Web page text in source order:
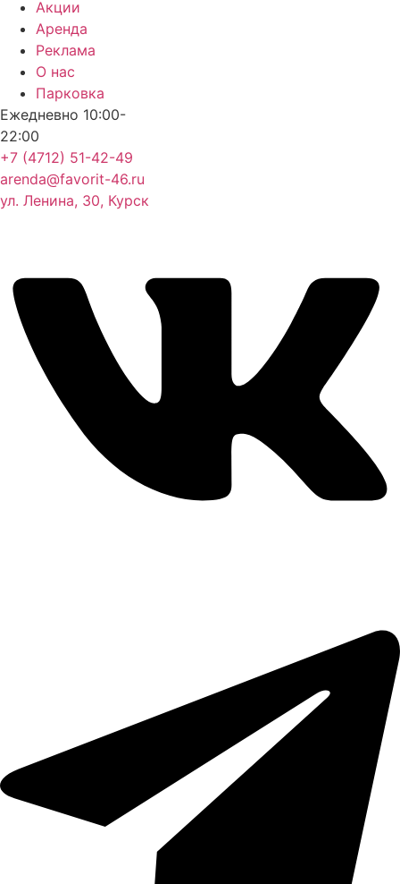
Акции
Аренда
Реклама
О нас
Парковка
Ежедневно 10:00-
22:00
+7 (4712) 51-42-49
arenda@favorit-46.ru
ул. Ленина, 30, Курск